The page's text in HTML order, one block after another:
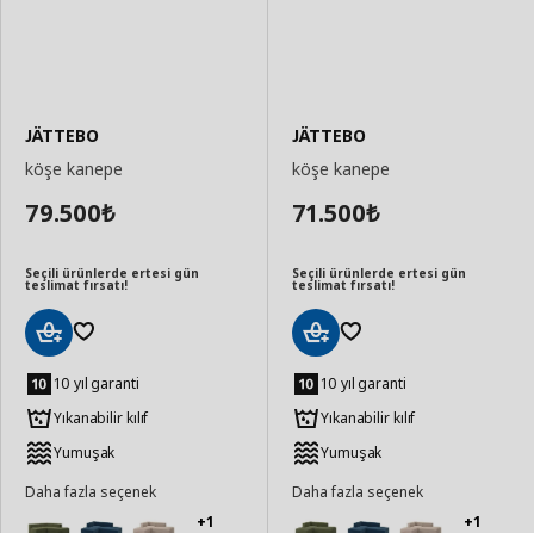
JÄTTEBO
köşe kanepe
79.500₺
Seçili ürünlerde ertesi gün
teslimat fırsatı!
Ekle 10 yıl garanti
Yıkanabilir kılıf
Yumuşak
Daha fazla seçenek
+1
JÄTTEBO
köşe kanepe
71.500₺
Seçili ürünlerde ertesi gün
teslimat fırsatı!
Ekle 10 yıl garanti
Yıkanabilir kılıf
Yumuşak
Daha fazla seçenek
+1